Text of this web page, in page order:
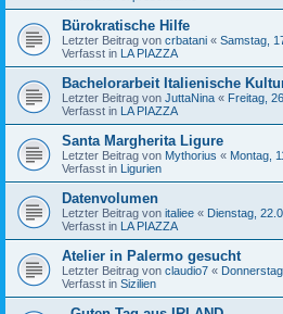
Bürokratische Hilfe
Letzter Beitrag von crbatani « Samstag,
Verfasst in LA PIAZZA
Bachelorarbeit Italienische
Letzter Beitrag von JuttaNina « Freitag,
Verfasst in LA PIAZZA
Santa Margherita Ligure
Letzter Beitrag von Mythorius « Montag,
Verfasst in Ligurien
Datenvolumen
Letzter Beitrag von italiee « Dienstag,
Verfasst in LA PIAZZA
Atelier in Palermo gesucht
Letzter Beitrag von claudio7 «
Verfasst in Sizilien